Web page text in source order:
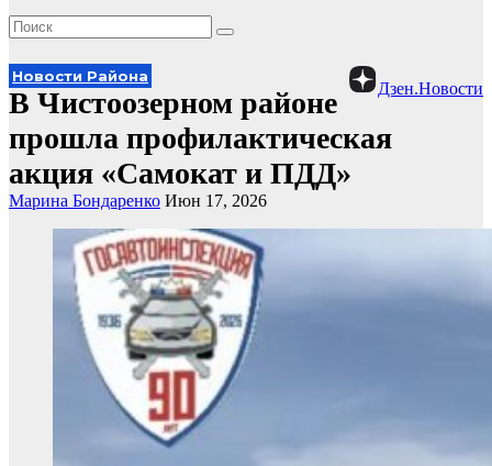
Дзен.Новости
Новости Района
В Чистоозерном районе
прошла профилактическая
акция «Самокат и ПДД»
Марина Бондаренко Июн 17, 2026